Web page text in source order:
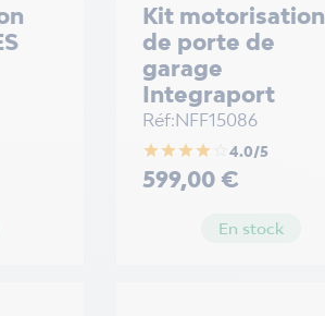
Kit motorisation
de porte de
garage
Integraport
Réf:NFF15086
star star star star 4.0/5
Prix
599,00 €
En stock